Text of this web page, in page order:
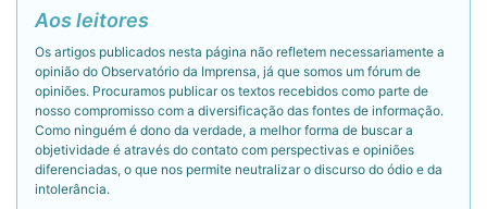
Aos leitores
Os artigos publicados nesta página não refletem necessariamente a
opinião do Observatório da Imprensa, já que somos um fórum de
opiniões. Procuramos publicar os textos recebidos como parte de
nosso compromisso com a diversificação das fontes de informação.
Como ninguém é dono da verdade, a melhor forma de buscar a
objetividade é através do contato com perspectivas e opiniões
diferenciadas, o que nos permite neutralizar o discurso do ódio e da
intolerância.